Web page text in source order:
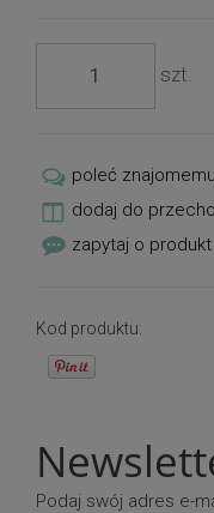
szt.
poleć znajomemu
dodaj do
zapytaj o produkt
Kod produktu:
Podaj swój adres e-